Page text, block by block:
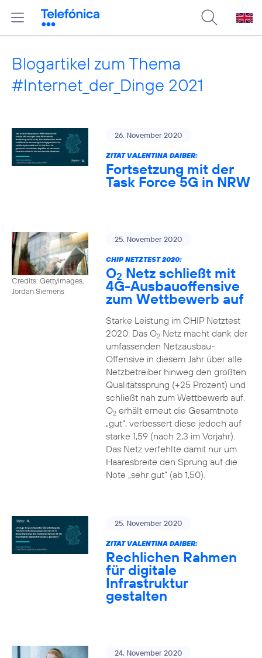
Blogartikel zum Thema
#Internet_der_Dinge 2021
26. November 2020
ZITAT VALENTINA DAIBER:
Fortsetzung mit der
Task Force 5G in NRW
Credits: Gettyimages,
Jordan Siemens
25. November 2020
CHIP NETZTEST 2020:
O2 Netz schließt mit
4G-Ausbauoffensive
zum Wettbewerb auf
Starke Leistung im CHIP Netztest
2020: Das O2Netz macht dank der
umfassenden Netzausbau-
Offensive in diesem Jahr über alle
Netzbetreiber hinweg den größten
Qualitätssprung (+25 Prozent) und
schließt nah zum Wettbewerb auf.
O2erhält erneut die Gesamtnote
„gut“, verbessert diese jedoch auf
starke 1,59 (nach 2,3 im Vorjahr).
Das Netz verfehlte damit nur um
Haaresbreite den Sprung auf die
Note „sehr gut“ (ab 1,50).
25. November 2020
ZITAT VALENTINA DAIBER:
Rechlichen Rahmen
für digitale
Infrastruktur
gestalten
24. November 2020